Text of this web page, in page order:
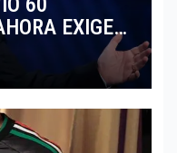
EXIGE